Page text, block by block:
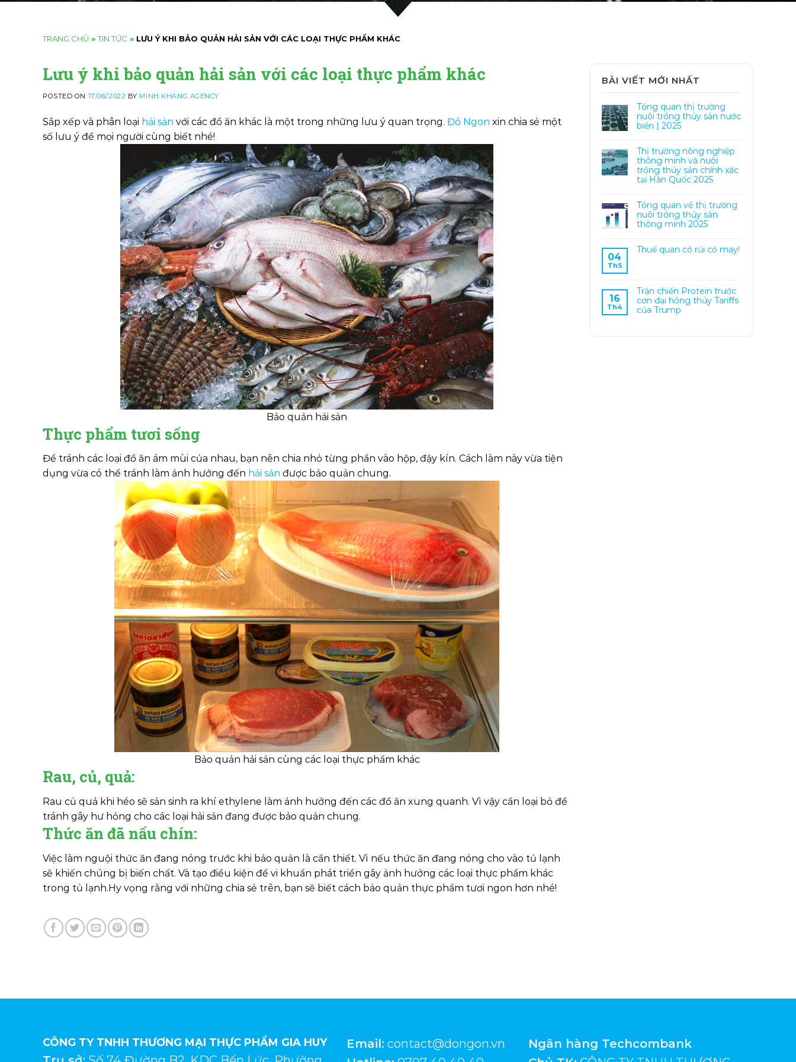
TRANG CHỦ »TIN TỨC » LƯU Ý KHI BẢO QUẢN HẢI SẢN VỚI CÁC LOẠI THỰC PHẨM KHÁC
Lưu ý khi bảo quản hải sản với các loại thực phẩm khác
POSTED ON 17/06/2022 BY MINH KHANG AGENCY
Sắp xếp và phân loại hải sản với các đồ ăn khác là một trong những lưu ý quan trọng. Đồ Ngon xin chia sẻ một
số lưu ý để mọi người cùng biết nhé!
Bảo quản hải sản
Thực phẩm tươi sống
Để tránh các loại đồ ăn ám mùi của nhau, bạn nên chia nhỏ từng phần vào hộp, đậy kín. Cách làm này vừa tiện
dụng vừa có thể tránh làm ảnh hưởng đến hải sản được bảo quản chung.
Bảo quản hải sản cùng các loại thực phẩm khác
Rau, củ, quả:
Rau củ quả khi héo sẽ sản sinh ra khí ethylene làm ảnh hưởng đến các đồ ăn xung quanh. Vì vậy cần loại bỏ để
tránh gây hư hỏng cho các loại hải sản đang được bảo quản chung.
Thức ăn đã nấu chín:
Việc làm nguội thức ăn đang nóng trước khi bảo quản là cần thiết. Vì nếu thức ăn đang nóng cho vào tủ lạnh
sẽ khiến chúng bị biến chất. Và tạo điều kiện để vi khuẩn phát triển gây ảnh hưởng các loại thực phẩm khác
trong tủ lạnh.Hy vọng rằng với những chia sẻ trên, bạn sẽ biết cách bảo quản thực phẩm tươi ngon hơn nhé!
BÀI VIẾT MỚI NHẤT
Tổng quan thị trường
nuôi trồng thủy sản nước
biển | 2025
Thị trường nông nghiệp
thông minh và nuôi
trồng thủy sản chính xác
tại Hàn Quốc 2025
Tổng quan về thị trường
nuôi trồng thủy sản
thông minh 2025
04
Th5
Thuế quan có rủi có may!
16
Th4
Trận chiến Protein trước
cơn đại hồng thủy Tariffs
của Trump
CÔNG TY TNHH THƯƠNG MẠI THỰC PHẨM GIA HUY Email: contact@dongon.vn
Ngân hàng Techcombank